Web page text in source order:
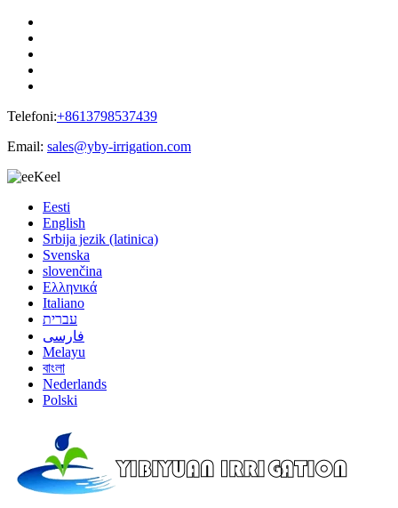
Telefoni:+8613798537439
Email: sales@yby-irrigation.com
Keel
Eesti
English
Srbija jezik (latinica)
Svenska
slovenčina
Ελληνικά
Italiano
עברית
فارسی
Melayu
বাংলা
Nederlands
Polski